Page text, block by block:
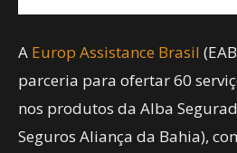
A Europ Assistance Brasil
parceria para ofertar 60
nos produtos da Alba
Seguros Aliança da Bahia),